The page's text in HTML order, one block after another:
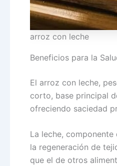
arroz con leche
Beneficios para la
El arroz con leche,
corto, base principal
ofreciendo saciedad
La leche,
la regeneración de
que el de otros